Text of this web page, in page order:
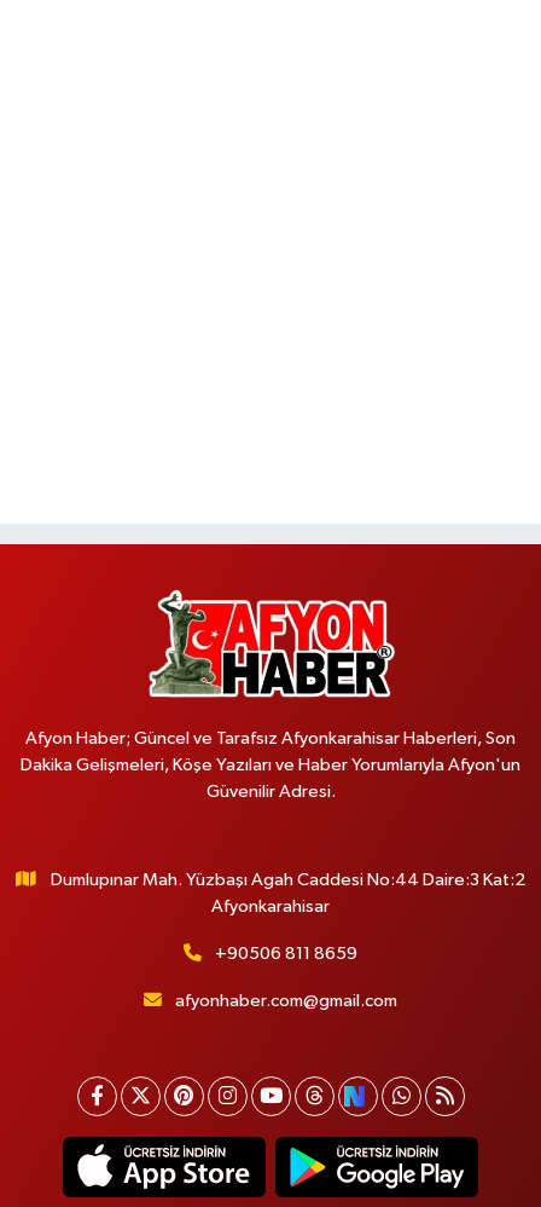
Afyon Haber; Güncel ve Tarafsız Afyonkarahisar Haberleri, Son
Dakika Gelişmeleri, Köşe Yazıları ve Haber Yorumlarıyla Afyon'un
Güvenilir Adresi.
Dumlupınar Mah. Yüzbaşı Agah Caddesi No:44 Daire:3 Kat:2
Afyonkarahisar
+90506 811 8659
afyonhaber.com@gmail.com